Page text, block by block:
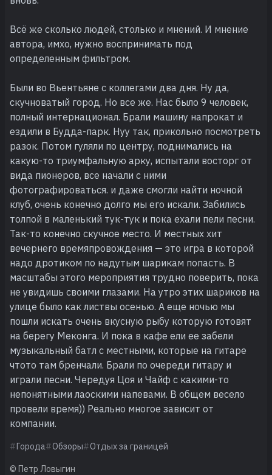
Всё же сколько людей, столько и мнений. И мнение
автора, имхо, нужно воспринимать под
определенным фильтром.
Были во Вьентьяне с коллегами два дня. Ну да,
скучноватый город. Но все же. Нас было 9 человек,
полный интернационал. Брали машину напрокат и
ездили в Будда-парк. Нуу так, прикольно посмотреть
разок. Потом гуляли по центру, поднимались на
какую-то триумфальную арку, испытали восторг от
вида пионеров, все начали с ними
фотографироваться. и даже смогли найти ночной
клуб, очень конечно долго мы его искали. Забились
толпой в маленький тук-тук и пока ехали пели песни.
Так-то конечно скучное место. И местных хит
вечернего времяпровождения — это игра в которой
надо дротиком по надутым шарикам попасть. В
масштабы этого мероприятия трудно поверить, пока
не увидишь своими глазами. На утро этих шариков на
улице было как листвы осенью. А еще ночью мы
пошли искать очень вкусную рыбу которую готовят
на берегу Меконга. И пока в кафе ели ее забели
музыкальный батл с местными, которые на гитаре
чтото там бренчали. Брали по очереди гитару и
играли песни. Чередуя Цоя и Чайф с какими-то
непонятными лаоскими напевами. В общем весело
провели время)) Реально многое зависит от
компании.
Города Обзоры Отдых за границей
© Петр Ловыгин